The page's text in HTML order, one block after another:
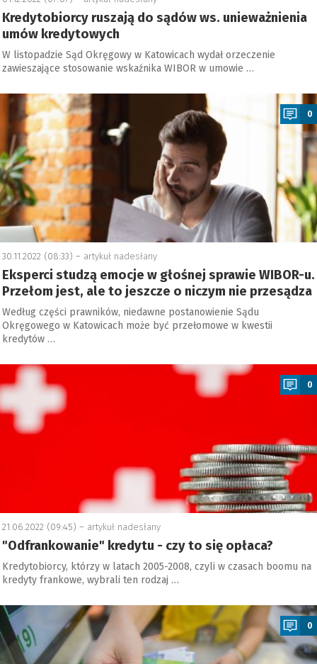
Kredytobiorcy ruszają do sądów ws. unieważnienia
umów kredytowych
W listopadzie Sąd Okręgowy w Katowicach wydał orzeczenie
zawieszające stosowanie wskaźnika WIBOR w umowie …
0
30.11.2022 (08:33) – artykuł nadesłany
Eksperci studzą emocje w głośnej sprawie WIBOR-u.
Przełom jest, ale to jeszcze o niczym nie przesądza
Według części prawników, niedawne postanowienie Sądu
Okręgowego w Katowicach może być przełomowe w kwestii
kredytów …
0
21.06.2022 (09:45) – artykuł nadesłany
"Odfrankowanie" kredytu - czy to się opłaca?
Kredytobiorcy, którzy w latach 2005-2008, czyli w czasach boomu na
kredyty frankowe, wybrali ten rodzaj …
0